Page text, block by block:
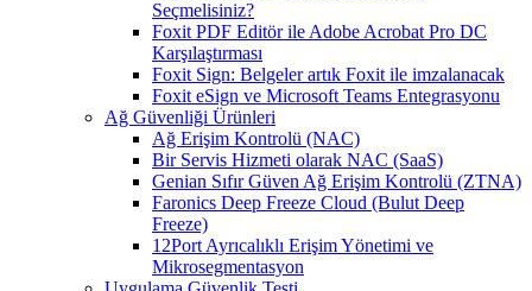
Seçmelisiniz?
Foxit PDF Editör ile Adobe Acrobat Pro DC
Karşılaştırması
Foxit Sign: Belgeler artık Foxit ile imzalanacak
Foxit eSign ve Microsoft Teams Entegrasyonu
Ağ Güvenliği Ürünleri
Ağ Erişim Kontrolü (NAC)
Bir Servis Hizmeti olarak NAC (SaaS)
Genian Sıfır Güven Ağ Erişim Kontrolü (ZTNA)
Faronics Deep Freeze Cloud (Bulut Deep
Freeze)
12Port Ayrıcalıklı Erişim Yönetimi ve
Mikrosegmentasyon